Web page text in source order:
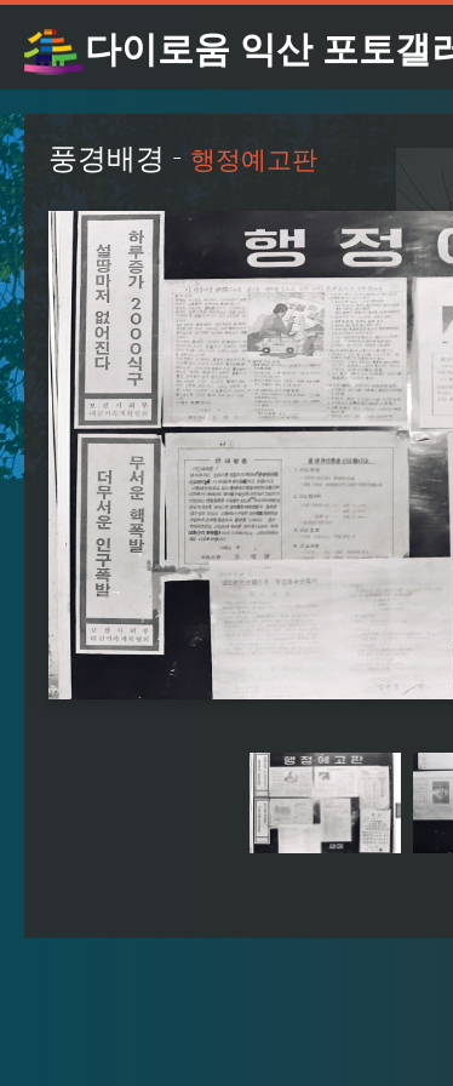
다이로움 익산 포토갤
풍경배경 - 행정예고판